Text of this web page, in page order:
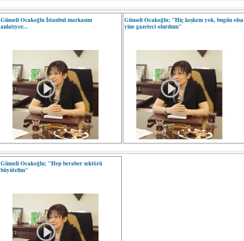
Günseli Ocakoğlu İstanbul markasını
anlatıyor...
Günseli Ocakoğlu; "Hiç keşkem yok, bugün olsa
yine gazeteci olurdum"
Günseli Ocakoğlu; "Hep beraber sektörü
büyütelim"